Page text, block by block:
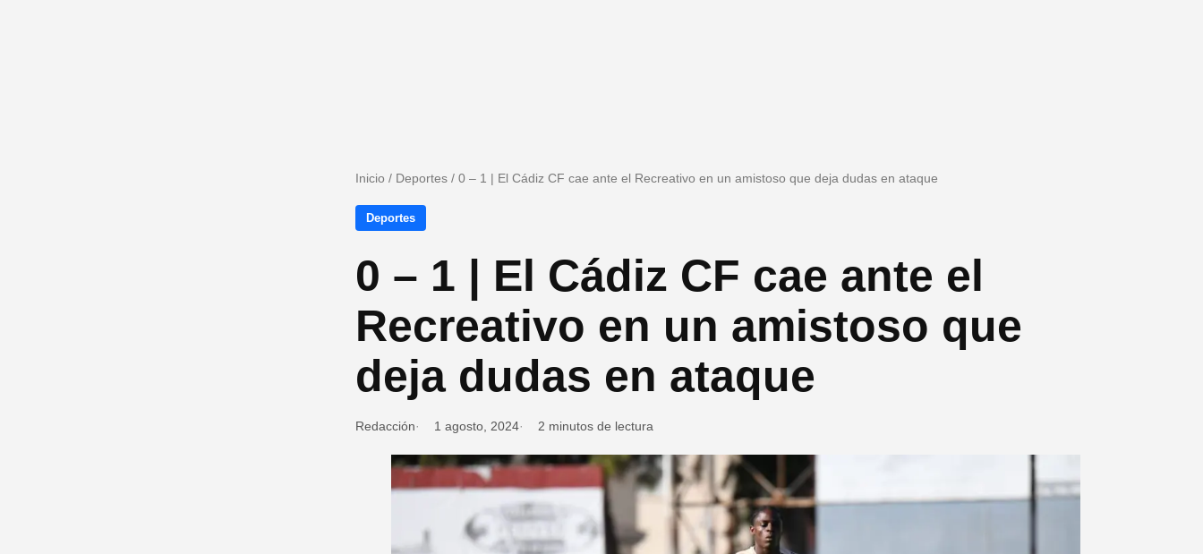
Inicio / Deportes / 0 – 1 | El Cádiz CF cae ante el Recreativo en un amistoso que deja dudas en ataque
Deportes
0 – 1 | El Cádiz CF cae ante el
Recreativo en un amistoso que
deja dudas en ataque
Redacción 1 agosto, 2024 2 minutos de lectura